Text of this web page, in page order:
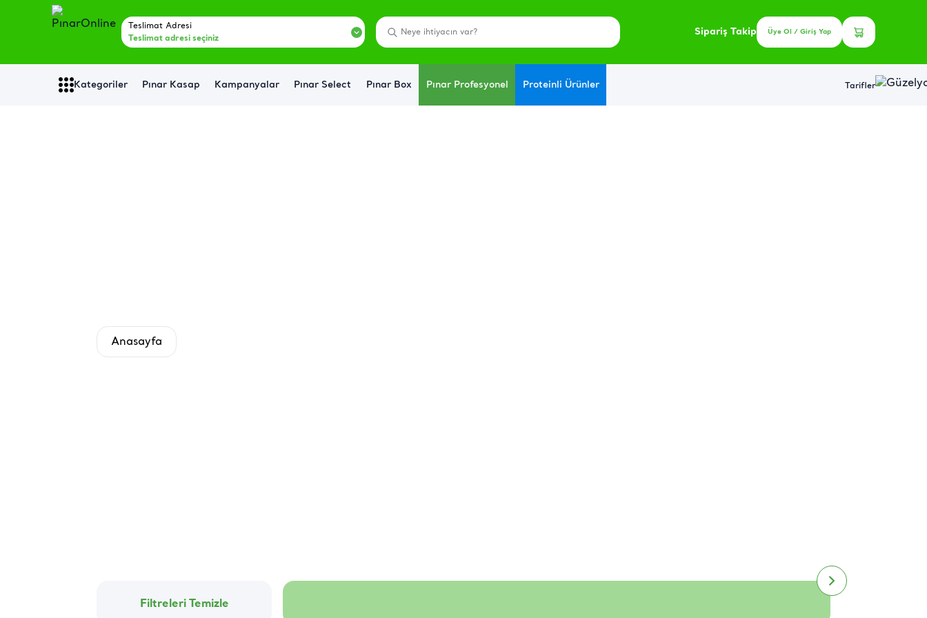
Teslimat Adresi
Teslimat adresi seçiniz
Sipariş Takip Üye Ol / Giriş Yap
Kategoriler Pınar Kasap Kampanyalar Pınar Select Pınar Box Pınar Profesyonel Proteinli Ürünler Tarifler
Anasayfa
Filtreleri Temizle